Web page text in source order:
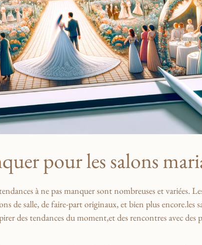
pour les salons
à ne pas manquer⁤ sont nombreuses ⁣et variées.
de salle, de faire-part originaux, et bien ‍plus⁣ encore.les
des tendances du moment,et des rencontres avec